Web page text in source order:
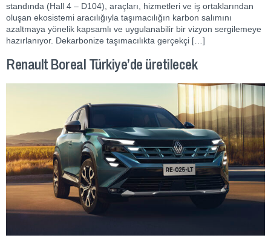
standında (Hall 4 – D104), araçları, hizmetleri ve iş ortaklarından
oluşan ekosistemi aracılığıyla taşımacılığın karbon salımını
azaltmaya yönelik kapsamlı ve uygulanabilir bir vizyon sergilemeye
hazırlanıyor. Dekarbonize taşımacılıkta gerçekçi […]
Renault Boreal Türkiye’de üretilecek